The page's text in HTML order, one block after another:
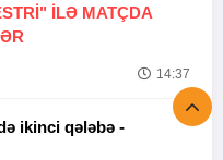
İLƏ MATÇDA
14:37
Tofiq Musayevdən UFC-də ikinci qələbə -